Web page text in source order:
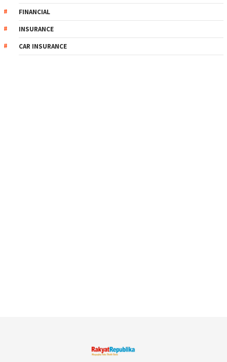
FINANCIAL
INSURANCE
CAR INSURANCE